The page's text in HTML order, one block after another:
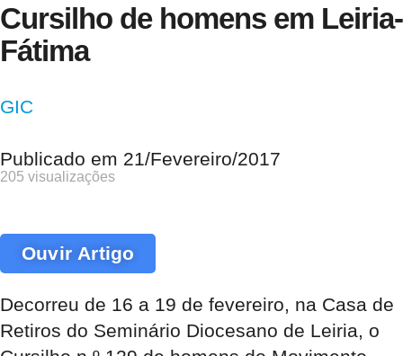
Cursilho de homens em Leiria-
Fátima
GIC
Publicado em 21/Fevereiro/2017
205 visualizações
Ouvir Artigo
Decorreu de 16 a 19 de fevereiro, na Casa de
Retiros do Seminário Diocesano de Leiria, o